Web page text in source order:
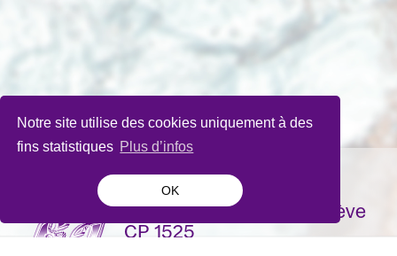
Notre site utilise des cookies uniquement à des
fins statistiques Plus d’infos
OK
La Bâtie-Festival de Genève
CP 1525